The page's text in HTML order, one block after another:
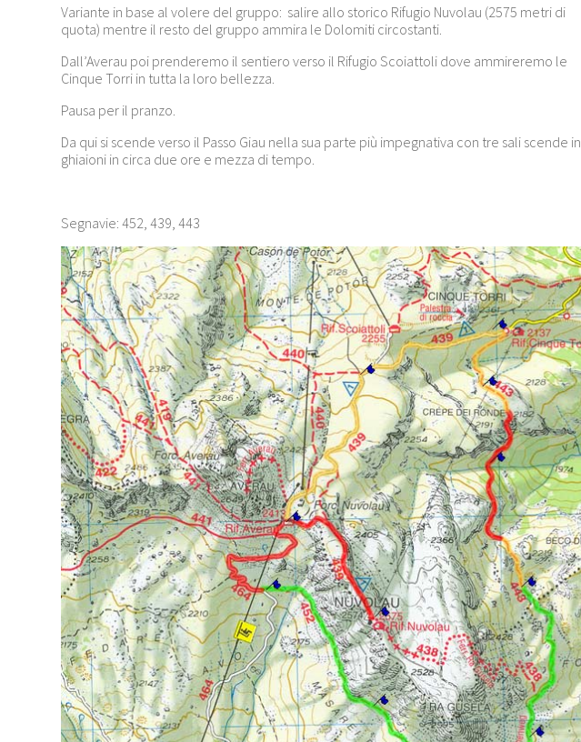
Variante in base al volere del gruppo: salire allo storico Rifugio Nuvolau (2575 metri di
quota) mentre il resto del gruppo ammira le Dolomiti circostanti.
Dall’Averau poi prenderemo il sentiero verso il Rifugio Scoiattoli dove ammireremo le
Cinque Torri in tutta la loro bellezza.
Pausa per il pranzo.
Da qui si scende verso il Passo Giau nella sua parte più impegnativa con tre sali scende in
ghiaioni in circa due ore e mezza di tempo.
Segnavie: 452, 439, 443